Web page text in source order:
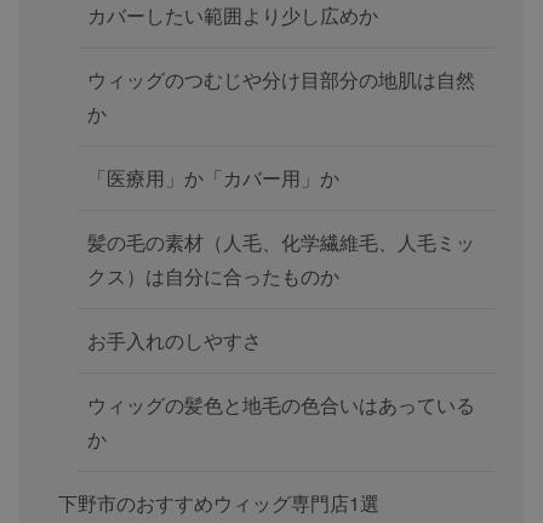
カバーしたい範囲より少し広めか
ウィッグのつむじや分け目部分の地肌は自然
か
「医療用」か「カバー用」か
髪の毛の素材（人毛、化学繊維毛、人毛ミッ
クス）は自分に合ったものか
お手入れのしやすさ
ウィッグの髪色と地毛の色合いはあっている
か
下野市のおすすめウィッグ専門店1選